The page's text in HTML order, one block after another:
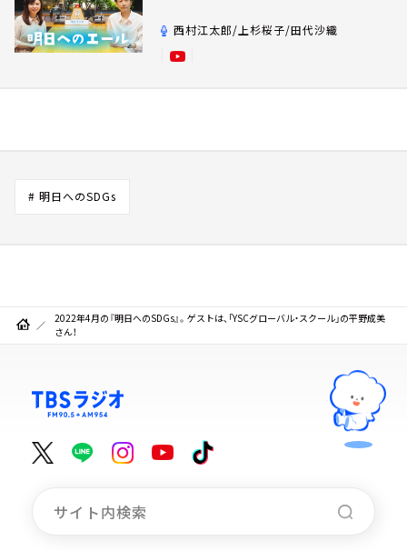
西村江太郎/上杉桜子/田代沙織
# 明日へのSDGs
2022年4月の『明日へのSDGs』。ゲストは、「YSCグローバル・スクール」の平野成美
さん！